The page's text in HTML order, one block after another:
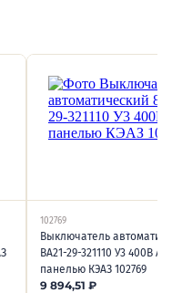
102769
Выключатель
ВА21-29-321110 У3 400В
панелью КЭАЗ 102769
9 894,51 ₽